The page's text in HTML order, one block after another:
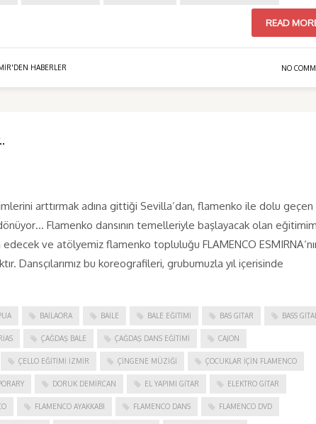
READ
HABERLER NO
arttırmak adına gittiği Sevilla’dan, flamenko ile dolu geçen
Flamenko dansının temelleriyle başlayacak olan
ve atölyemiz flamenko topluluğu FLAMENCO
Dansçılarımız bu koreografileri, grubumuzla yıl içerisinde
BAILAORA BAILE BALE EĞITIMI BAS GITAR BASS
ÇAĞDAŞ BALE ÇAĞDAŞ DANS EĞITIMI CAJON
ÇELLO EĞITIMI İZMIR ÇINGENE MÜZIĞI ÇOCUKLAR IÇIN FLAMENCO
DORUK DEMIRCAN EL YAPIMI GITAR ELEKTRO GITAR
FLAMENCO AYAKKABI FLAMENCO DANS FLAMENCO DVD